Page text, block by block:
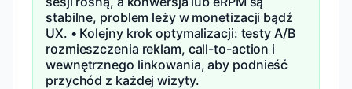
stabilne, problem leży w monetizacji bądź
UX. • Kolejny krok optymalizacji: testy A/B
rozmieszczenia reklam, call-to-action i
wewnętrznego linkowania, aby podnieść
przychód z każdej wizyty.